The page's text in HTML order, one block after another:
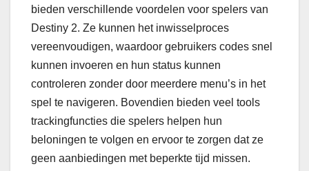
bieden verschillende voordelen voor spelers van
Destiny 2. Ze kunnen het inwisselproces
vereenvoudigen, waardoor gebruikers codes snel
kunnen invoeren en hun status kunnen
controleren zonder door meerdere menu’s in het
spel te navigeren. Bovendien bieden veel tools
trackingfuncties die spelers helpen hun
beloningen te volgen en ervoor te zorgen dat ze
geen aanbiedingen met beperkte tijd missen.